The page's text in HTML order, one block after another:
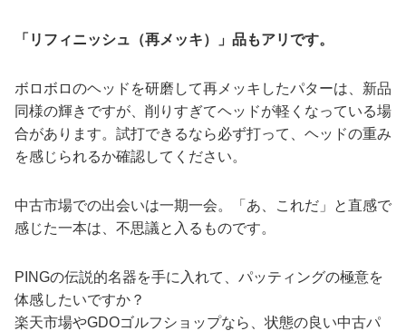
「リフィニッシュ（再メッキ）」品もアリです。
ボロボロのヘッドを研磨して再メッキしたパターは、新品
同様の輝きですが、削りすぎてヘッドが軽くなっている場
合があります。試打できるなら必ず打って、ヘッドの重み
を感じられるか確認してください。
中古市場での出会いは一期一会。「あ、これだ」と直感で
感じた一本は、不思議と入るものです。
PINGの伝説的名器を手に入れて、パッティングの極意を
体感したいですか？
楽天市場やGDOゴルフショップなら、状態の良い中古パ